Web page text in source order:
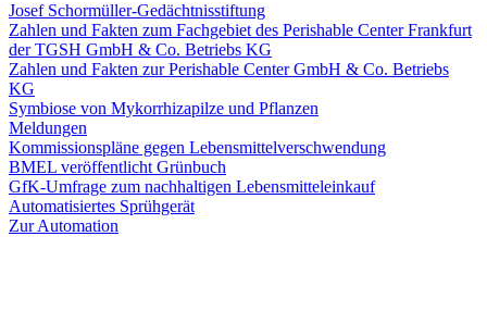
Josef Schormüller-Gedächtnisstiftung
Zahlen und Fakten zum Fachgebiet des Perishable Center Frankfurt
der TGSH GmbH & Co. Betriebs KG
Zahlen und Fakten zur Perishable Center GmbH & Co. Betriebs
KG
Symbiose von Mykorrhizapilze und Pflanzen
Meldungen
Kommissionspläne gegen Lebensmittelverschwendung
BMEL veröffentlicht Grünbuch
GfK-Umfrage zum nachhaltigen Lebensmitteleinkauf
Automatisiertes Sprühgerät
Zur Automation